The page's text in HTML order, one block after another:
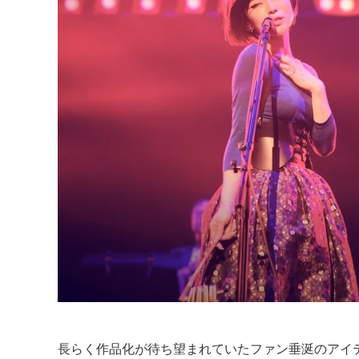
長らく作品化が待ち望まれていたファン垂涎のアイ